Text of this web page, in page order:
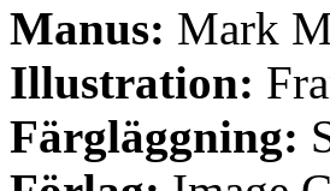
Manus: Mark
Illustration:
Färgläggning: